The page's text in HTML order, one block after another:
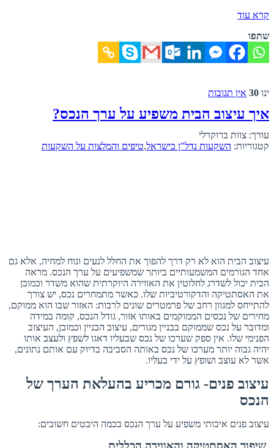
קרא עוד
שתפו
ינו 30 אין תגובות
איך עיצוב הבית משפיע על ערך הנכס?
עורך: צוות ברוקרלי
קטגוריות: השקעות נדל"ן בישראל,טיפים והמלצות על השקעות
עיצוב הבית הוא לא רק דרך להפוך את החלל לנעים ונוח למחיה, אלא גם
אחד הגורמים המשמעותיים ביותר שמשפיעים על ערך הנכס. מראה
הבית יכול לשדרג לחלוטין את האווירה היוקרתית שהוא משדר וכמובן
את האסתטיקה והדקורטיביות שלו. כאשר מתמחרים נכס, יש צורך
להתייחס למגוון רחב של פרמטרים שונים לרבות: האזור שבו הוא ממוקם,
מחירים של נכסים הממוקמים באותו אזור, גודל הנכס, קומה במידה
ומדובר על נכס שממוקם בבניין מגורים, עיצוב הבניין וכמובן, העיצוב
הפנימי שלו. אין ספק שערכו של נכס שבעליו דאגו לשפץ ולעצב אותו
יהיה גבוה יותר מערכו של נכס באותה הסביבה בדיוק עם אותם נתונים,
אשר לא עוצב ושופץ על ידי בעליו.
עיצוב פנים- גורם מכריע בהעלאת הערך של
הנכס
עיצוב פנים איכותי משפיע על ערך הנכס בכמה היבטים חשובים: